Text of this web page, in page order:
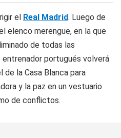
el Real Madrid. Luego de
elenco merengue, en la que
de todas las
portugués volverá
la Casa Blanca para
y la paz en un vestuario
de conflictos.